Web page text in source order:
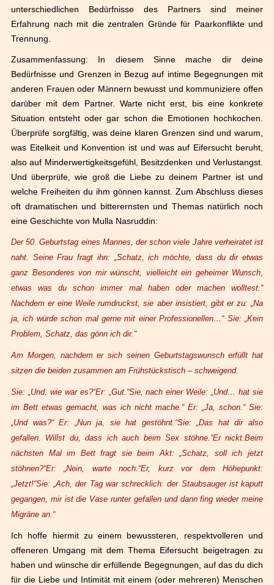
unterschiedlichen Bedürfnisse des Partners sind meiner
Erfahrung nach mit die zentralen Gründe für Paarkonflikte und
Trennung.
Zusammenfassung: In diesem Sinne mache dir deine
Bedürfnisse und Grenzen in Bezug auf intime Begegnungen mit
anderen Frauen oder Männern bewusst und kommuniziere offen
darüber mit dem Partner. Warte nicht erst, bis eine konkrete
Situation entsteht oder gar schon die Emotionen hochkochen.
Überprüfe sorgfältig, was deine klaren Grenzen sind und warum,
was Eitelkeit und Konvention ist und was auf Eifersucht beruht,
also auf Minderwertigkeitsgefühl, Besitzdenken und Verlustangst.
Undüberprüfe, wie großdie Liebe zu deinem Partner ist und
welche Freiheiten du ihm gönnen kannst. Zum Abschluss dieses
oft dramatischen und bitterernsten und Themas natürlich noch
eine Geschichte von Mulla Nasruddin:
Der 50. Geburtstag eines Mannes, der schon viele Jahre verheiratet ist
naht. Seine Frau fragt ihn: „Schatz, ich möchte, dass du dir etwas
ganz Besonderes von mir wünscht, vielleicht ein geheimer Wunsch,
etwas was du schon immer mal haben oder machen wolltest.“
Nachdem er eine Weile rumdruckst, sie aber insistiert, gibt er zu: „Na
ja, ich würde schon mal gerne mit einer Professionellen…“ Sie: „Kein
Problem, Schatz, das gönn ich dir.“
Am Morgen, nachdem er sich seinen Geburtstagswunsch erfüllt hat
sitzen die beiden zusammen am Frühstückstisch – schweigend.
Sie: „Und, wie war es?“Er: „Gut.“Sie, nach einer Weile: „Und… hat sie
im Bett etwas gemacht, was ich nicht mache.“ Er: „Ja, schon.“ Sie:
„Und was?“Er: „Nun ja, sie hat gestöhnt.“Sie: „Das hat dir also
gefallen. Willst du, dass ich auch beim Sex stöhne.“Er nickt.Beim
nächsten Mal im Bett fragt sie beim Akt: „Schatz, soll ich jetzt
stöhnen?“Er: „Nein, warte noch.“Er, kurz vor dem Höhepunkt:
„Jetzt!“Sie: „Ach, der Tag war schrecklich: der Staubsauger ist kaputt
gegangen, mir ist die Vase runter gefallen und dann fing wieder meine
Migräne an.“
Ich hoffe hiermit zu einem bewussteren, respektvolleren und
offeneren Umgang mit dem Thema Eifersucht beigetragen zu
haben und wünsche dir erfüllende Begegnungen, auf das du dich
für die Liebe und Intimität mit einem (oder mehreren) Menschen